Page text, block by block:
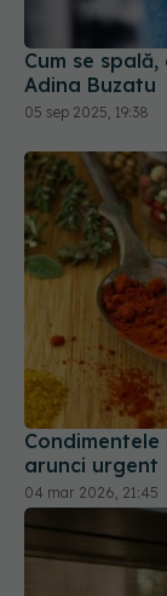
Condimentele
arunci urgent
04 mar 2026, 21:45